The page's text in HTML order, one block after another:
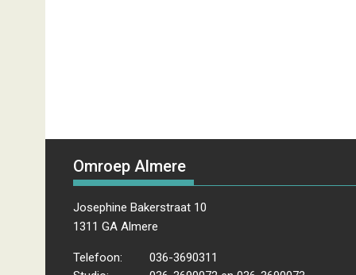
Omroep Almere
Josephine Bakerstraat 10
1311 GA Almere
Telefoon:
036-3690311